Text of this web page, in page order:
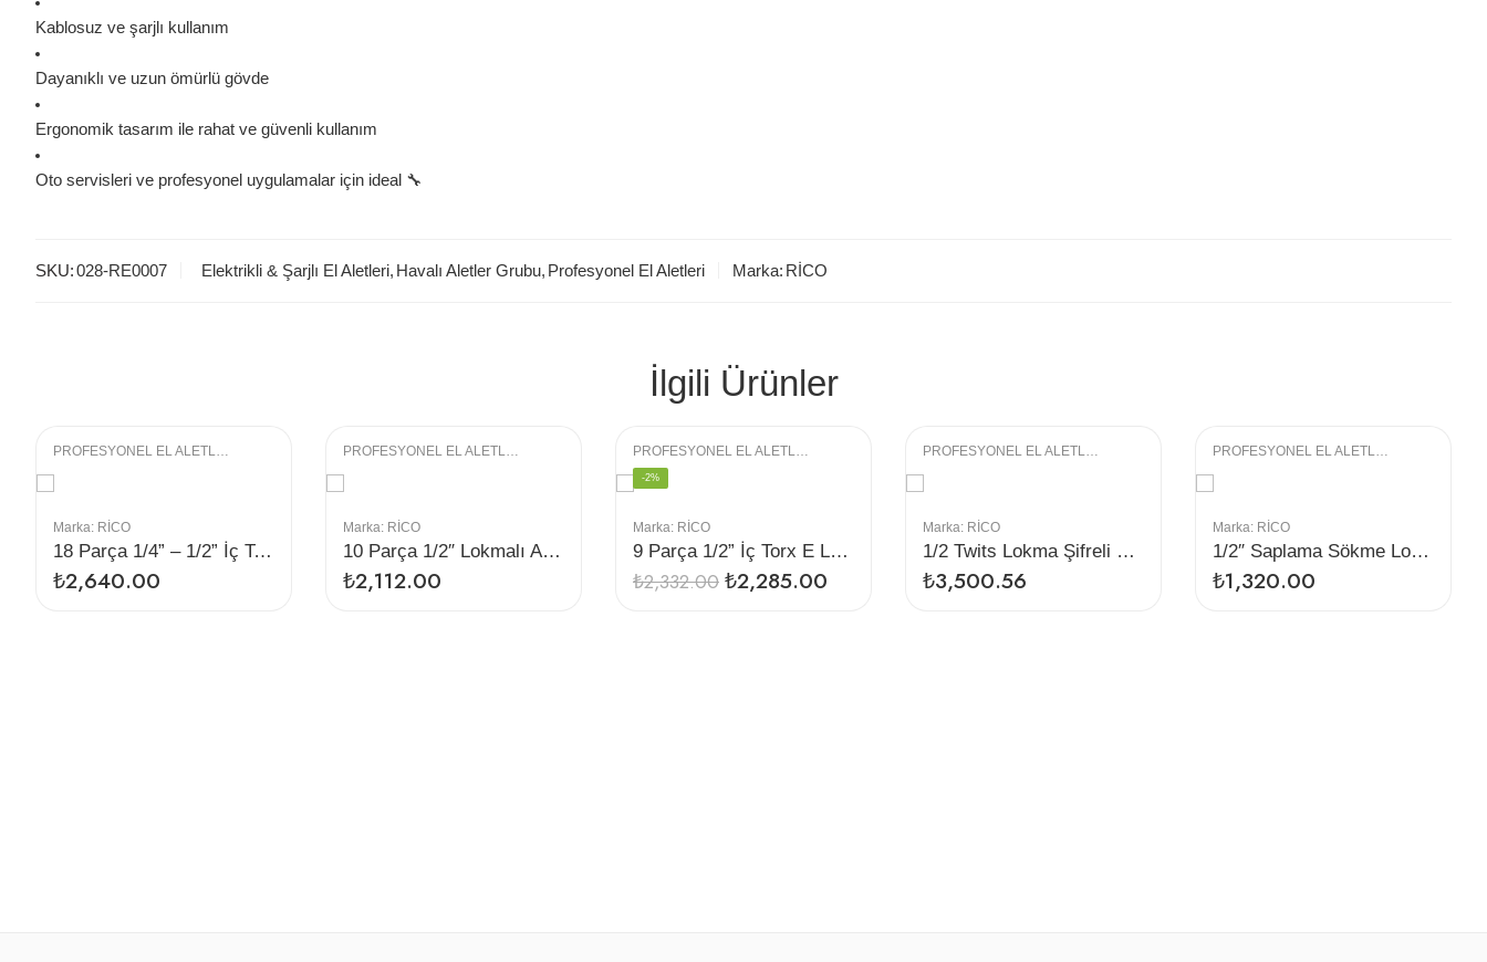
Kablosuz ve şarjlı kullanım
Dayanıklı ve uzun ömürlü gövde
Ergonomik tasarım ile rahat ve güvenli kullanım
Oto servisleri ve profesyonel uygulamalar için ideal 🔧
SKU:028-RE0007 Elektrikli & Şarjlı El Aletleri, Havalı Aletler Grubu, Profesyonel El Aletleri Marka: RİCO
İlgili Ürünler
Marka: RİCO
18 Parça 1/4” – 1/2” İç Torx ve Lokmalı Torx Bıts Uç Seti
₺2,640.00
Marka: RİCO
10 Parça 1/2″ Lokmalı Allen Bıts Uç Seti
₺2,112.00
Marka: RİCO
9 Parça 1/2” İç Torx E Lokma Seti Uzun
-2%
₺2,332.00₺2,285.00
Marka: RİCO
1/2 Twits Lokma Şifreli Yalama Sökme Takımı Seti
₺3,500.56
Marka: RİCO
1/2″ Saplama Sökme Lokma Seti
₺1,320.00